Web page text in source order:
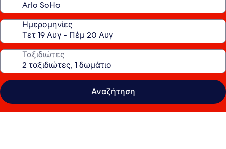
Ημερομηνίες
Ταξιδιώτες
Αναζήτηση